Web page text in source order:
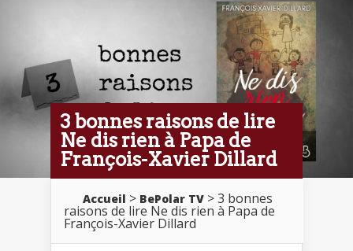
3 bonnes raisons de lire
Ne dis rien à Papa de
François-Xavier Dillard
Accueil > BePolar TV > 3 bonnes
raisons de lire Ne dis rien à Papa de
François-Xavier Dillard